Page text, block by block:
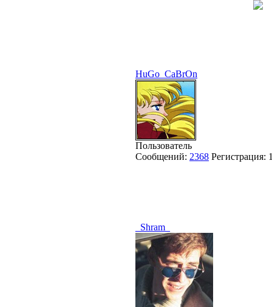
HuGo_CaBrOn
Пользователь
Сообщений: 2368 Регистрация:
_Shram_